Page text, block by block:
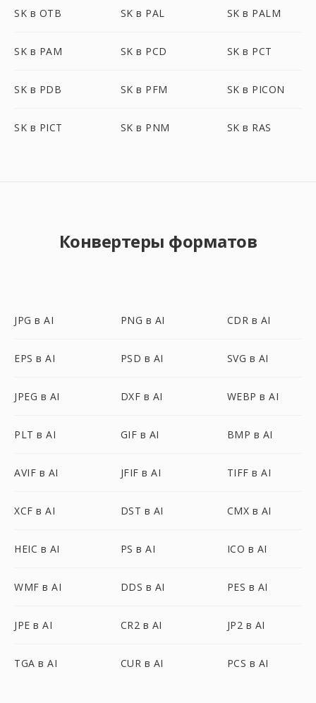
SK в OTB SK в PAL SK в PALM
SK в PAM SK в PCD SK в PCT
SK в PDB SK в PFM SK в PICON
SK в PICT SK в PNM SK в RAS
Конвертеры форматов
JPG в AI PNG в AI CDR в AI
EPS в AI PSD в AI SVG в AI
JPEG в AI DXF в AI WEBP в AI
PLT в AI GIF в AI BMP в AI
AVIF в AI JFIF в AI TIFF в AI
XCF в AI DST в AI CMX в AI
HEIC в AI PS в AI ICO в AI
WMF в AI DDS в AI PES в AI
JPE в AI CR2 в AI JP2 в AI
TGA в AI CUR в AI PCS в AI